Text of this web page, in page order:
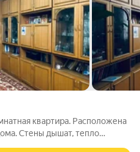
квартира. Расположена
Стены дышат, тепло